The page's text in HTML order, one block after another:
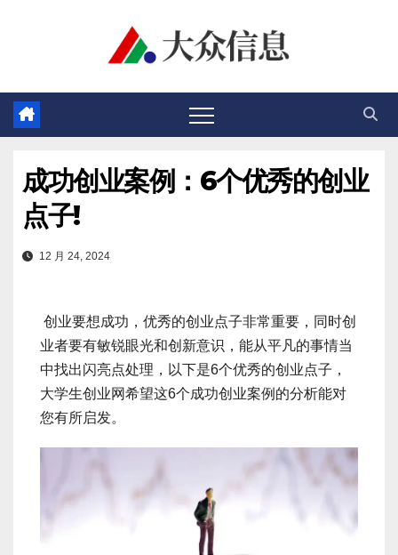
容
成功创业案例：6个优秀的创业
点子!
12 月 24, 2024
创业要想成功，优秀的创业点子非常重要，同时创
业者要有敏锐眼光和创新意识，能从平凡的事情当
中找出闪亮点处理，以下是6个优秀的创业点子，
大学生创业网希望这6个成功创业案例的分析能对
您有所启发。